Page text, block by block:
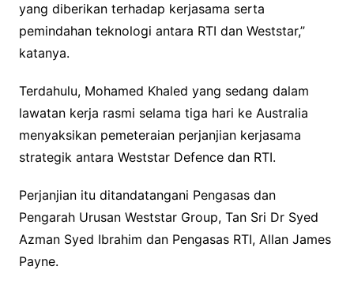
yang diberikan terhadap kerjasama serta
pemindahan teknologi antara RTI dan Weststar,”
katanya.
Terdahulu, Mohamed Khaled yang sedang dalam
lawatan kerja rasmi selama tiga hari ke Australia
menyaksikan pemeteraian perjanjian kerjasama
strategik antara Weststar Defence dan RTI.
Perjanjian itu ditandatangani Pengasas dan
Pengarah Urusan Weststar Group, Tan Sri Dr Syed
Azman Syed Ibrahim dan Pengasas RTI, Allan James
Payne.